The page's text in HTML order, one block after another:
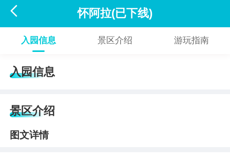
 怀阿拉(已下线)
入园信息 景区介绍 游玩指南
入园信息
景区介绍
图文详情